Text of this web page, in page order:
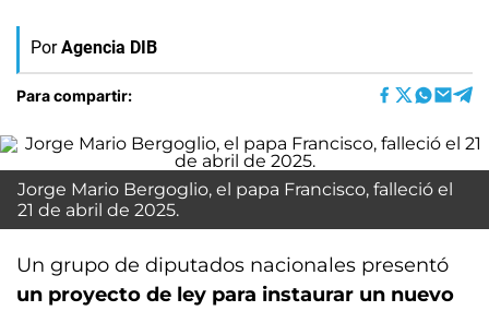
Por Agencia DIB
Para compartir:
Jorge Mario Bergoglio, el papa Francisco, falleció el
21 de abril de 2025.
Un grupo de diputados nacionales presentó
un proyecto de ley para instaurar un nuevo